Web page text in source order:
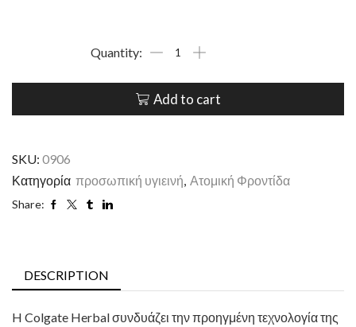
Add to cart
SKU: 0906
Κατηγορία προσωπική υγιεινή, Ατομική Φροντίδα
Share:
DESCRIPTION
H Colgate Herbal συνδυάζει την προηγμένη τεχνολογία της